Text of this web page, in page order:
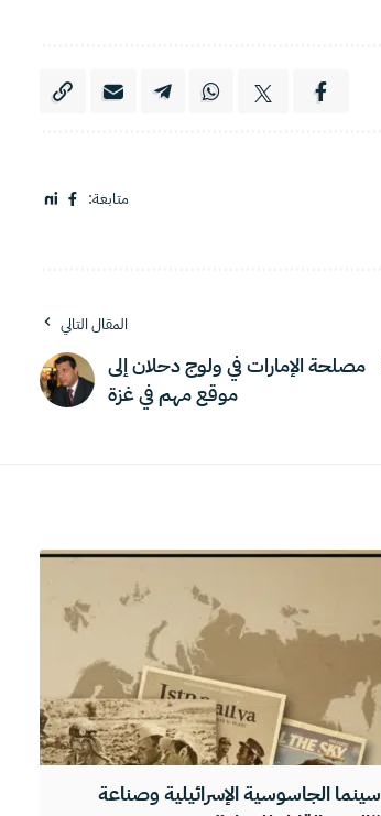
متابعة:
المقال التالي
مصلحة الإمارات في ولوج دحلان إلى
موقع مهم في غزة
سينما الجاسوسية الإسرائيلية وصناعة